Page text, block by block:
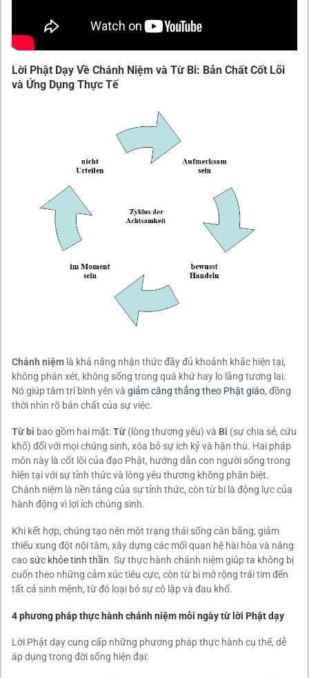
Lời Phật Dạy Về Chánh Niệm và Từ Bi: Bản Chất Cốt Lõi
và Ứng Dụng Thực Tế
Chánh niệm là khả năng nhận thức đầy đủ khoảnh khắc hiện tại,
không phán xét, không sống trong quá khứ hay lo lắng tương lai.
Nó giúp tâm trí bình yên và giảm căng thẳng theo Phật giáo, đồng
thời nhìn rõ bản chất của sự việc.
Từ bi bao gồm hai mặt:Từ (lòng thương yêu) và Bi (sự chia sẻ, cứu
khổ) đối với mọi chúng sinh, xóa bỏ sự ích kỷ và hận thù. Hai pháp
môn này là cốt lõi của đạo Phật, hướng dẫn con người sống trong
hiện tại với sự tỉnh thức và lòng yêu thương không phân biệt.
Chánh niệm là nền tảng của sự tỉnh thức, còn từ bi là động lực của
hành động vì lợi ích chúng sinh.
Khi kết hợp, chúng tạo nên một trạng thái sống cân bằng, giảm
thiểu xung đột nội tâm, xây dựng các mối quan hệ hài hòa và nâng
caosức khỏe tinh thần. Sự thực hành chánh niệm giúp ta không bị
cuốn theo những cảm xúc tiêu cực, còn từ bi mở rộng trái tim đến
tất cả sinh mệnh, từ đó loại bỏ sự cô lập và đau khổ.
4 phương pháp thực hành chánh niệm mỗi ngày từ lời Phật dạy
Lời Phật dạy cung cấp những phương pháp thực hành cụ thể, dễ
áp dụng trong đời sống hiện đại: